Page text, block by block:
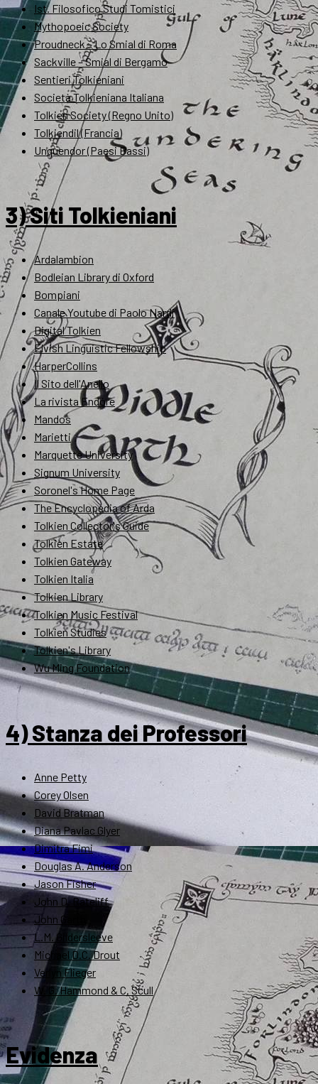
Ist. Filosofico Studi Tomistici
Mythopoeic Society
Proudneck – Lo Smial di Roma
Sackville – Smial di Bergamo
Sentieri Tolkieniani
Società Tolkieniana Italiana
Tolkien Society (Regno Unito)
Tolkiendil (Francia)
Unquendor (Paesi Bassi)
3) Siti Tolkieniani
Ardalambion
Bodleian Library di Oxford
Bompiani
Canale Youtube di Paolo Nardi
Digital Tolkien
Elvish Linguistic Fellowship
HarperCollins
Il Sito dell'Anello
La rivista Endóre
Mandos
Marietti
Marquette University
Signum University
Soronel's Home Page
The Encyclopedia of Arda
Tolkien Collector's Guide
Tolkien Estate
Tolkien Gateway
Tolkien Italia
Tolkien Library
Tolkien Music Festival
Tolkien Studies
Tolkien's Library
Wu Ming Foundation
4) Stanza dei Professori
Anne Petty
Corey Olsen
David Bratman
Diana Pavlac Glyer
Dimitra Fimi
Douglas A. Anderson
Jason Fisher
John D. Rateliff
John Garth
L.M. Gildersleeve
Michael D.C. Drout
Verlyn Flieger
W. G. Hammond & C. Scull
Evidenza